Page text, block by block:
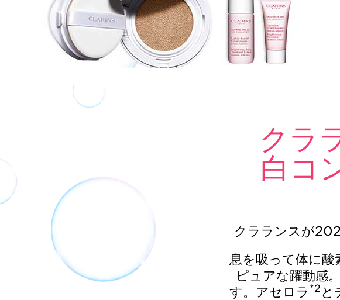
クラ
白コ
クラランスが
息を吸って体に
ピュアな躍動感
す。アセロラ *2 と